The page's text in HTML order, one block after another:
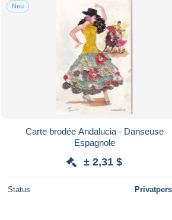
Neu
Carte brodée Andalucia - Danseuse
Espagnole
± 2,31 $
Status